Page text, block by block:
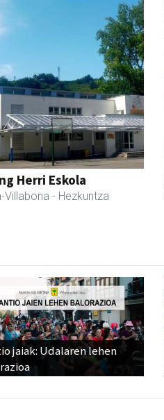
Herri Eskola
Villabona - Hezkuntza
jaiak: Udalaren lehen